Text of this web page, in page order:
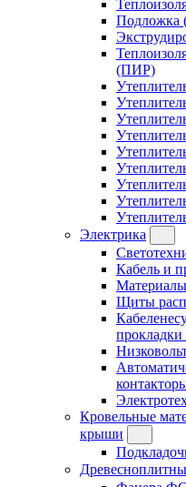
Подложка
(ПИР)
Электрика
Кабель и
Щиты
прокладки
Кровельные
крыши